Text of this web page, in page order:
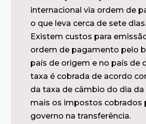
internacional via ordem de
o que leva cerca de sete dias.
Existem custos para
ordem de pagamento pelo
país de origem e no país de
taxa é cobrada de acordo
da taxa de câmbio do dia da
mais os impostos cobrados
governo na transferência.